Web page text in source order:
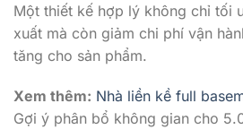
Một thiết kế hợp lý không chỉ tối
xuất mà còn giảm chi phí vận
tăng cho sản phẩm.
Xem thêm: Nhà liền kề full
Gợi ý phân bổ không gian cho